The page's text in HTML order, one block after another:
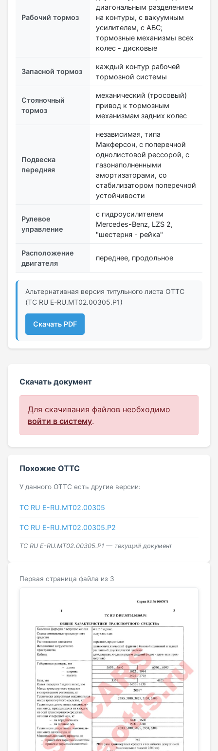
Рабочий тормоз
диагональным разделением
на контуры, с вакуумным
усилителем, с АБС;
тормозные механизмы всех
колес - дисковые
Запасной тормоз
каждый контур рабочей
тормозной системы
Стояночный
тормоз
механический (тросовый)
привод к тормозным
механизмам задних колес
Подвеска
передняя
независимая, типа
Макферсон, с поперечной
однолистовой рессорой, с
газонаполненными
амортизаторами, со
стабилизатором поперечной
устойчивости
Рулевое
управление
с гидроусилителем
Mercedes-Benz, LZS 2,
"шестерня - рейка"
Расположение
двигателя
переднее, продольное
Альтернативная версия титульного листа ОТТС
(ТС RU Е-RU.МТ02.00305.Р1)
Скачать PDF
Скачать документ
Для скачивания файлов необходимо
войти в систему.
Похожие ОТТС
У данного ОТТС есть другие версии:
ТС RU E-RU.МТ02.00305
ТС RU Е-RU.МТ02.00305.Р2
ТС RU Е-RU.МТ02.00305.Р1 — текущий документ
Первая страница файла из 3